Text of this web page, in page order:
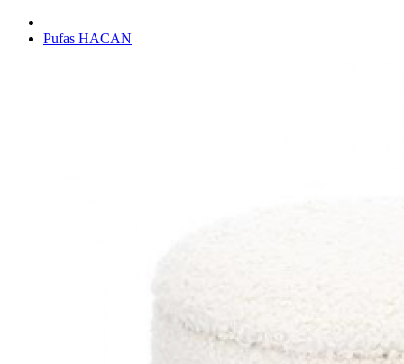
Pufas HACAN